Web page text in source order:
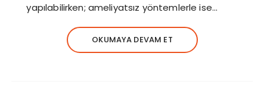
yapılabilirken; ameliyatsız yöntemlerle ise…
OKUMAYA DEVAM ET